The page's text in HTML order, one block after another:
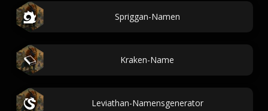
Spriggan-Namen
Kraken-Name
Leviathan-Namensgenerator